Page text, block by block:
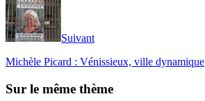
Suivant
Michèle Picard : Vénissieux, ville dynamique
Sur le même thème